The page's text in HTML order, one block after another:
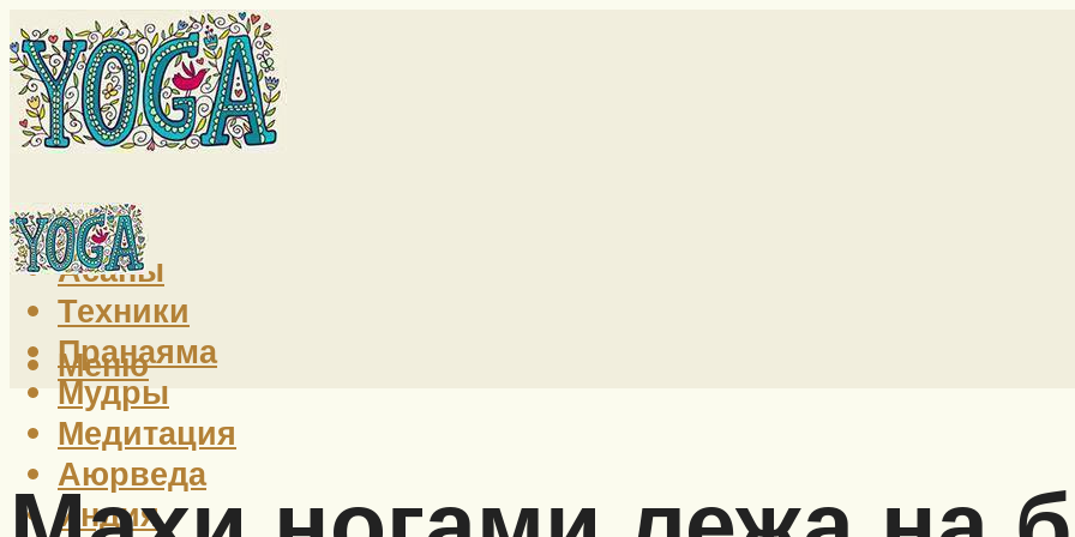
Йога
Асаны
Техники
Пранаяма
Мудры
Медитация
Аюрведа
Индия
Меню